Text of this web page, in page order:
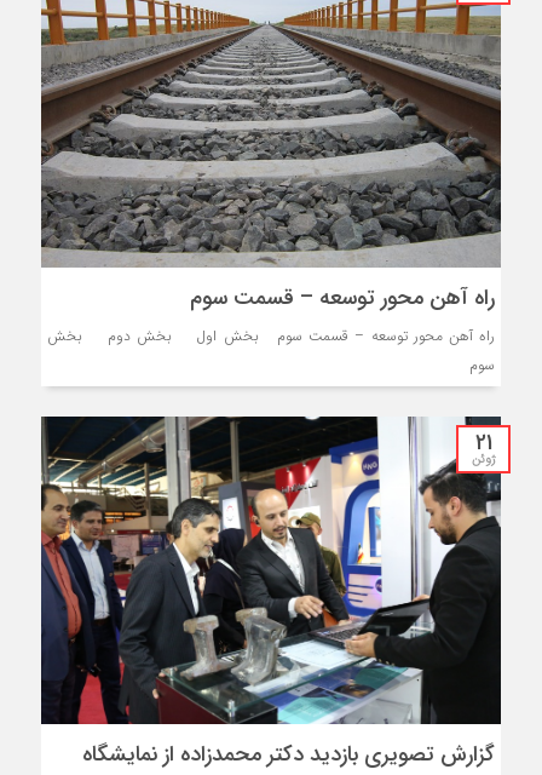
راه آهن محور توسعه – قسمت سوم
راه آهن محور توسعه – قسمت سوم بخش اول بخش دوم بخش
سوم
21
ژوئن
گزارش تصویری بازدید دکتر محمدزاده از نمایشگاه